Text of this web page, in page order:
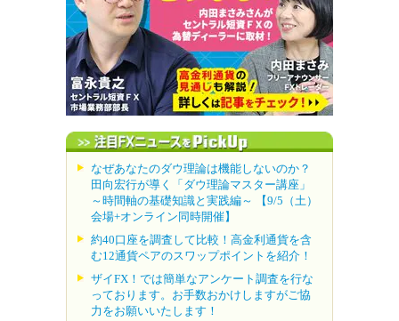
なぜあなたのダウ理論は機能しないのか？
田向宏行が導く「ダウ理論マスター講座」
～時間軸の基礎知識と実践編～ 【9/5（土）
会場+オンライン同時開催】
約40口座を調査して比較！高金利通貨を含
む12通貨ペアのスワップポイントを紹介！
ザイFX！では簡単なアンケート調査を行な
っております。お手数おかけしますがご協
力をお願いいたします！